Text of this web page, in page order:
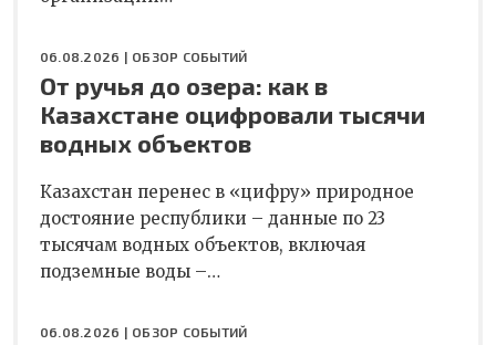
06.08.2026 | ОБЗОР СОБЫТИЙ
От ручья до озера: как в
Казахстане оцифровали тысячи
водных объектов
Казахстан перенес в «цифру» природное
достояние республики – данные по 23
тысячам водных объектов, включая
подземные воды –…
06.08.2026 | ОБЗОР СОБЫТИЙ